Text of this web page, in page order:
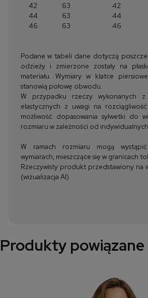
42 63 42
44
63 44
46
63 46
Podane w tabeli dane dotyczą
odzieży i zmierzone zostały na
materiału. Wymiary w klatce
stanowią połowę obwodu.
W przypadku rzeczy wykonanych
elastycznych z uwagi na
możliwość dopasowania sylwetki do
rozmiaru w zależności od
W ramach rozmiaru mogą
wymiarach, mieszczące się w granicach
Rzeczywisty produkt przedstawiony na
(wizualizacja AI)
Produkty powiązane